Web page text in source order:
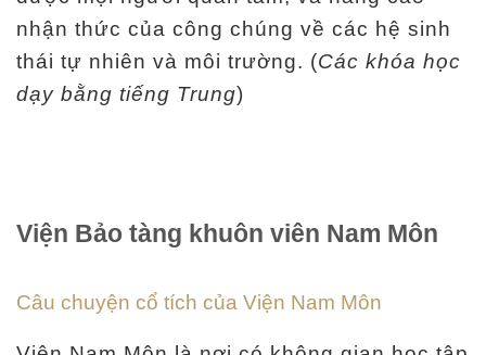
nhận thức của công chúng về các hệ sinh
thái tự nhiên và môi trường. (Các khóa học
dạy bằng tiếng Trung)
Viện Bảo tàng khuôn viên Nam Môn
Câu chuyện cổ tích của Viện Nam Môn